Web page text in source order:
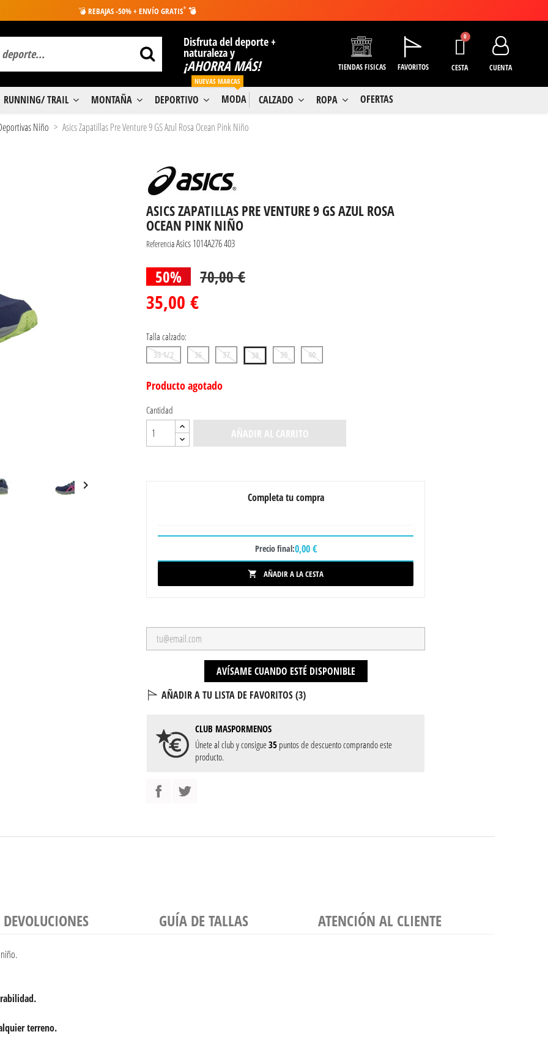
💣 REBAJAS -50% + ENVÍO GRATIS* 💣
Disfruta del deporte +
naturaleza y
¡AHORRA MÁS! TIENDAS FISICAS FAVORITOS CESTA CUENTA
RUNNING/ TRAIL MONTAÑA DEPORTIVO MODA
NUEVAS MARCAS
CALZADO ROPA OFERTAS
Niño Asics Zapatillas Pre Venture 9 GS Azul Rosa Ocean Pink Niño

ASICS ZAPATILLAS PRE VENTURE 9 GS AZUL ROSA
OCEAN PINK NIÑO
ReferenciaAsics 1014A276 403
50% 70,00 €
35,00 €
Talla calzado:
35 1/2 36 37 38 39 40
Producto agotado
Cantidad
AÑADIR AL CARRITO
Completa tu compra
Precio final:0,00 €
 AÑADIR A LA CESTA
AVÍSAME CUANDO ESTÉ DISPONIBLE
AÑADIR A TU LISTA DE FAVORITOS (3)
CLUB MASPORMENOS
Únete al club y consigue35puntos de descuento comprando este
producto.
GUÍA DE TALLAS ATENCIÓN AL CLIENTE
terreno.